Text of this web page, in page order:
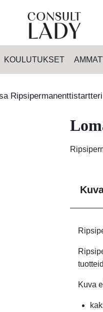
KOULUTUKSET
Ripsipermanenttistartteri
Kuva